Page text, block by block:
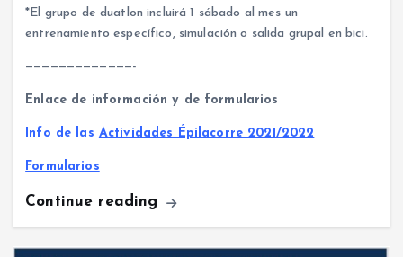
*El grupo de duatlon incluirá 1 sábado al mes un
entrenamiento específico, simulación o salida grupal en bici.
—————————————-
Enlace de información y de formularios
Info de las Actividades Épilacorre 2021/2022
Formularios
Continue reading